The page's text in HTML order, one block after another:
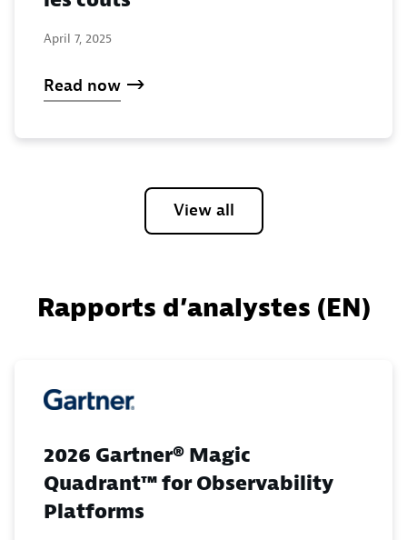
April 7, 2025
Read now
View all
Rapports d’analystes (EN)
2026 Gartner® Magic
Quadrant™ for Observability
Platforms